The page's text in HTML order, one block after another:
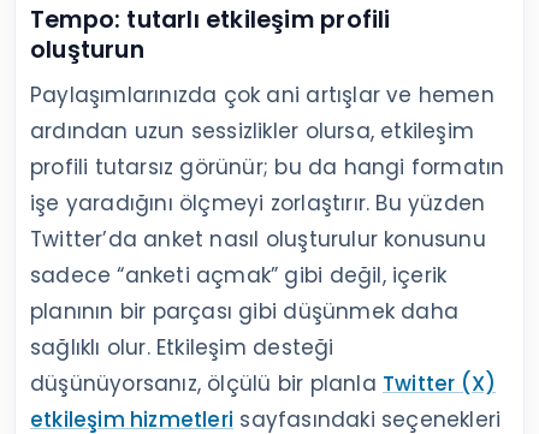
Tempo: tutarlı etkileşim profili
oluşturun
Paylaşımlarınızda çok ani artışlar ve hemen
ardından uzun sessizlikler olursa, etkileşim
profili tutarsız görünür; bu da hangi formatın
işe yaradığını ölçmeyi zorlaştırır. Bu yüzden
Twitter’da anket nasıl oluşturulur konusunu
sadece “anketi açmak” gibi değil, içerik
planının bir parçası gibi düşünmek daha
sağlıklı olur. Etkileşim desteği
düşünüyorsanız, ölçülü bir planla Twitter (X)
etkileşim hizmetleri sayfasındaki seçenekleri